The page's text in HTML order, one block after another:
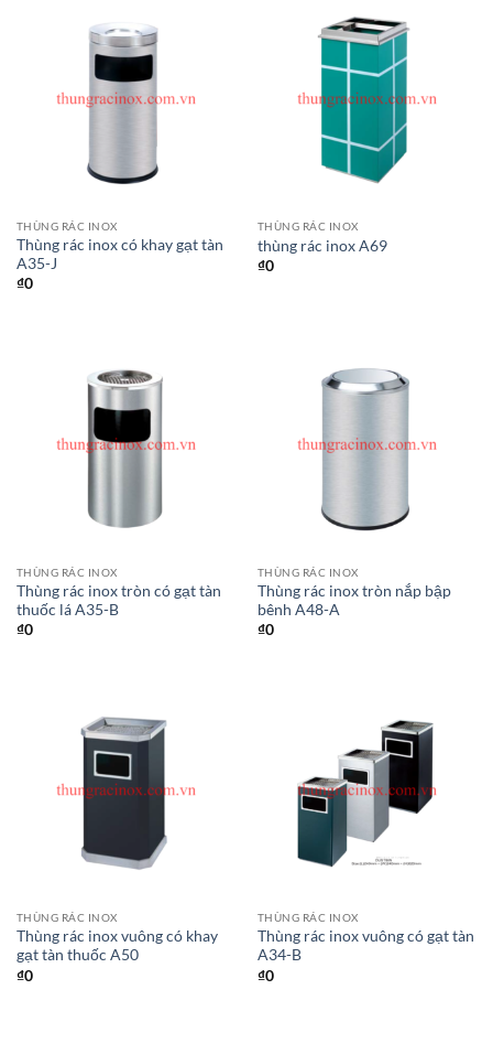
THÙNG RÁC INOX
Thùng rác inox có khay gạt tàn
A35-J
₫0
THÙNG RÁC INOX
thùng rác inox A69
₫0
THÙNG RÁC INOX
Thùng rác inox tròn có gạt tàn
thuốc lá A35-B
₫0
THÙNG RÁC INOX
Thùng rác inox tròn nắp bập
bênh A48-A
₫0
THÙNG RÁC INOX
Thùng rác inox vuông có khay
gạt tàn thuốc A50
₫0
THÙNG RÁC INOX
Thùng rác inox vuông có gạt tàn
A34-B
₫0